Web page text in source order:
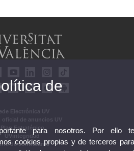
Electrónica UV
oficial de anuncios UV
Plan Estratégico
UVintegridad
de contratante
de
para nosotros. Por ello
cookies propias y de terceros